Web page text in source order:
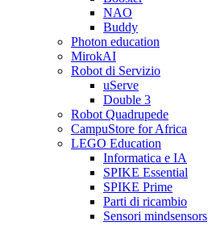
NAO
Buddy
Photon education
MirokAI
Robot di Servizio
uServe
Double 3
Robot Quadrupede
CampuStore for Africa
LEGO Education
Informatica e IA
SPIKE Essential
SPIKE Prime
Parti di ricambio
Sensori mindsensors